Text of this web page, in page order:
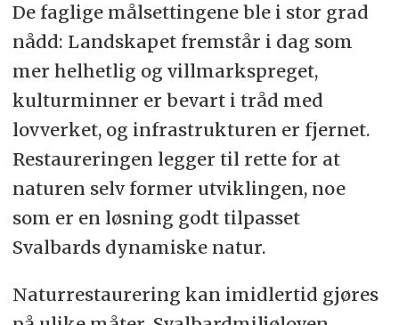
De faglige målsettingene ble i stor grad
nådd: Landskapet fremstår i dag som
mer helhetlig og villmarkspreget,
kulturminner er bevart i tråd med
lovverket, og infrastrukturen er fjernet.
Restaureringen legger til rette for at
naturen selv former utviklingen, noe
som er en løsning godt tilpasset
Svalbards dynamiske natur.
Naturrestaurering kan imidlertid gjøres